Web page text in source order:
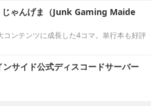
じゃんげま（Junk Gaming Maide
ンテンツに成長した4コマ。単行本も好評
サイド公式ディスコードサーバー